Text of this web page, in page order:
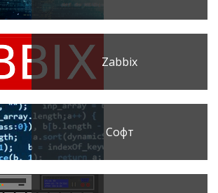
Zabbix
Софт